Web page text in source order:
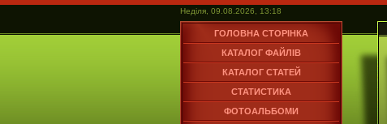
Неділя, 09.08.2026, 13:18
ГОЛОВНА СТОРІНКА
КАТАЛОГ ФАЙЛІВ
КАТАЛОГ СТАТЕЙ
СТАТИСТИКА
ФОТОАЛЬБОМИ